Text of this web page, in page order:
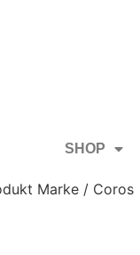
SHOP
Marke / Coros